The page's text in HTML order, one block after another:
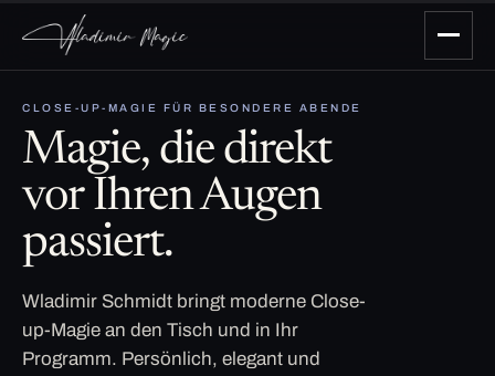
CLOSE-UP-MAGIE FÜR BESONDERE ABENDE
Magie, die direkt
vor Ihren Augen
passiert.
Wladimir Schmidt bringt moderne Close-
up-Magie an den Tisch und in Ihr
Programm. Persönlich, elegant und